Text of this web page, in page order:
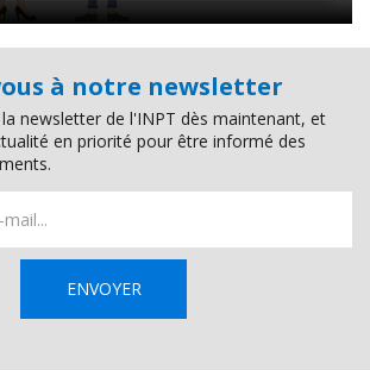
à notre newsletter
newsletter de l'INPT dès maintenant, et
en priorité pour être informé des